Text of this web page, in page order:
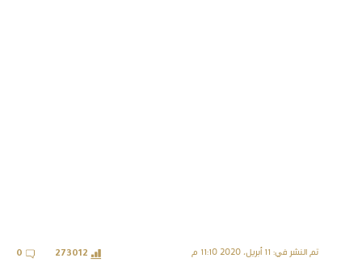
تم النشر في: 11 أبريل، 2020 11:10 م 273012
0